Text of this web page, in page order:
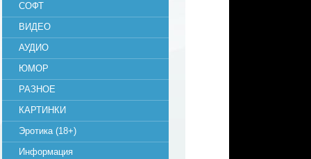
СОФТ
ВИДЕО
АУДИО
ЮМОР
РАЗНОЕ
КАРТИНКИ
Эротика (18+)
Информация